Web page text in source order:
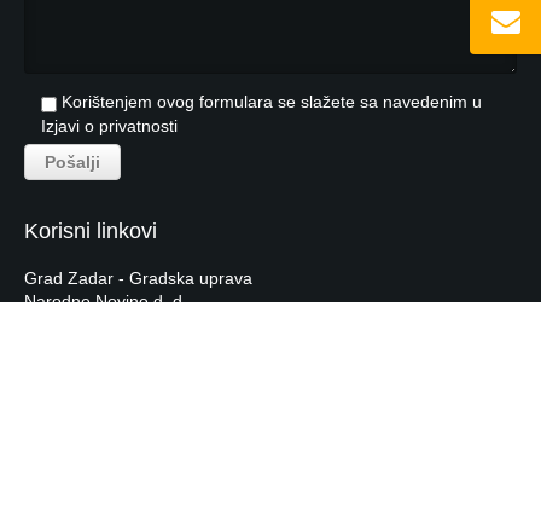
Korištenjem ovog formulara se slažete sa navedenim u
Izjavi o privatnosti
Korisni linkovi
Grad Zadar - Gradska uprava
Narodne Novine d. d.